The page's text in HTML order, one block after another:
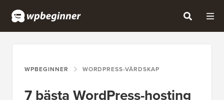
WPBEGINNER WORDPRESS-VÄRDSKAP
7 bästa WordPress-hosting